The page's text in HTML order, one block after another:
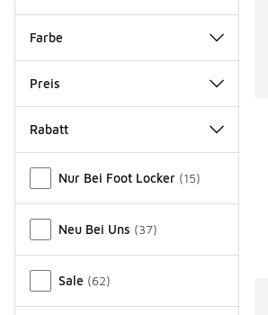
Farbe
Preis
Rabatt
Nur Bei Foot Locker (15)
Neu Bei Uns (37)
Sale (62)